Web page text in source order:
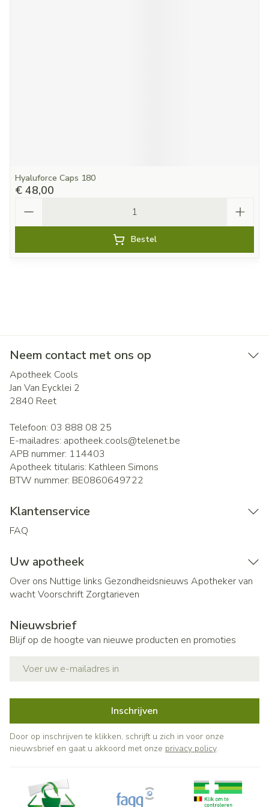
Hyaluforce Caps 180
€ 48,00
Bestel
Neem contact met ons op
Apotheek Cools
Jan Van Eycklei 2
2840 Reet
Telefoon: 03 888 08 25
E-mailadres: apotheek.cools@telenet.be
APB nummer: 114403
Apotheek titularis: Kathleen Simons
BTW nummer: BE0860649722
Klantenservice
FAQ
Uw apotheek
Over ons Nuttige links Gezondheidsnieuws Apotheker van
wachtVoorschrift Zorgtarieven
Nieuwsbrief
Blijf op de hoogte van nieuwe producten en promoties
Inschrijven
Door op inschrijven te klikken, schrijft u zich in voor onze
nieuwsbrief en gaat u akkoord met onze privacy policy.